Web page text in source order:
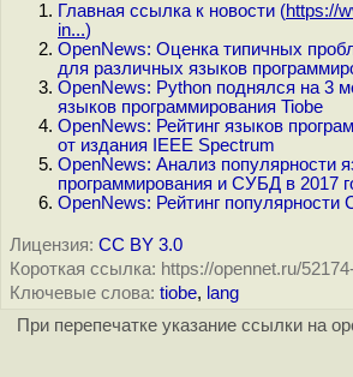
Главная ссылка к новости (https://
in...)
OpenNews: Оценка типичных
для различных языков
OpenNews: Python поднялся на 3
языков программирования Tiobe
OpenNews: Рейтинг языков
от издания IEEE Spectrum
OpenNews: Анализ популярности
программирования и СУБД в 2017
OpenNews: Рейтинг популярности
Лицензия: CC BY 3.0
Короткая ссылка: https://opennet.ru/
Ключевые слова: tiobe, lang
При перепечатке указание ссылки на